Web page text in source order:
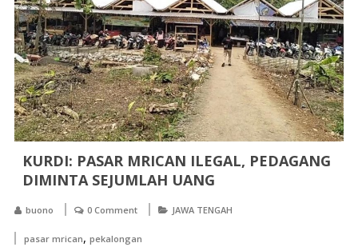
KURDI: PASAR MRICAN ILEGAL, PEDAGANG
DIMINTA SEJUMLAH UANG
buono 0 Comment JAWA TENGAH
pasar mrican, pekalongan